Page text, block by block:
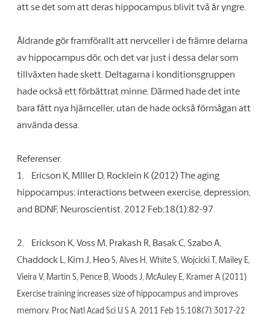
att se det som att deras hippocampus blivit två år yngre.
Åldrande gör framförallt att nervceller i de främre delarna
av hippocampus dör, och det var just i dessa delar som
tillväxten hade skett. Deltagarna i konditionsgruppen
hade också ett förbättrat minne. Därmed hade det inte
bara fått nya hjärnceller, utan de hade också förmågan att
använda dessa.
Referenser.
1.
Ericson K, MIller D, Rocklein K (2012) The aging
hippocampus: interactions between exercise, depression,
and BDNF, Neuroscientist. 2012 Feb;18(1):82-97.
2.
Erickson K, Voss M, Prakash R, Basak C, Szabo A,
Chaddock L, Kim J, HeoS, Alves H, White S, Wojcicki T, Mailey E,
Vieira V, Martin S, Pence B, Woods J, McAuley E, Kramer A (2011)
Exercise training increases size of hippocampus and improves
memory. Proc Natl Acad Sci U S A. 2011 Feb 15;108(7):3017-22